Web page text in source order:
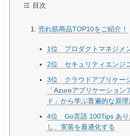
目次
売れ筋商品TOP10をご紹介！
1位 プロダクトマネジメ
2位 セキュリティエンジ
3位 クラウドアプリケー
「Azureアプリケーション
ド」から学ぶ普遍的な原理
4位 Go言語 100Tips あり
し、実装を最適化する